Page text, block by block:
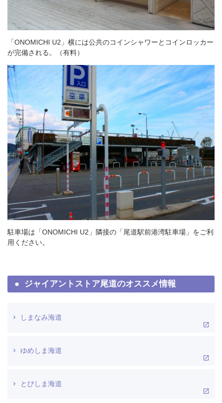
「ONOMICHI U2」横には公共のコインシャワーとコインロッカー
が完備される。（有料）
駐車場は「ONOMICHI U2」隣接の「尾道駅前港湾駐車場」をご利
用ください。
ジャイアントストア尾道のオススメ情報
しまなみ海道
ゆめしま海道
とびしま海道